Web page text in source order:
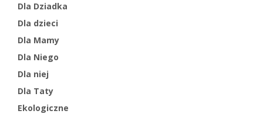
Dla Dziadka
Dla dzieci
Dla Mamy
Dla Niego
Dla niej
Dla Taty
Ekologiczne